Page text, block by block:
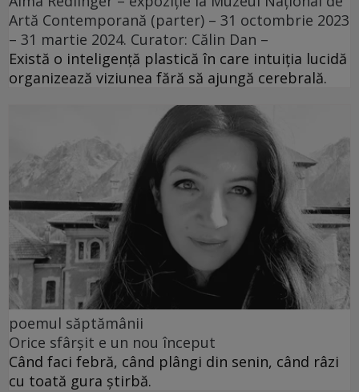
Artă Contemporană (parter) – 31 octombrie 2023
– 31 martie 2024. Curator: Călin Dan –
Există o inteligență plastică în care intuiția lucidă
organizează viziunea fără să ajungă cerebrală.
poemul săptămânii
Orice sfârșit e un nou început
Când faci febră, când plângi din senin, când râzi
cu toată gura știrbă.